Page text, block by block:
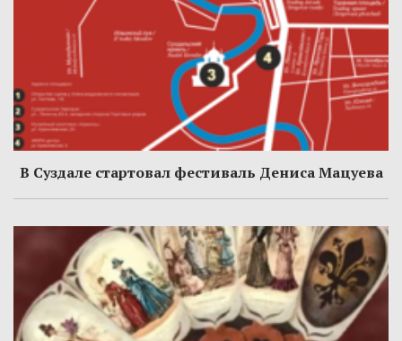
В Суздале стартовал фестиваль Дениса Мацуева